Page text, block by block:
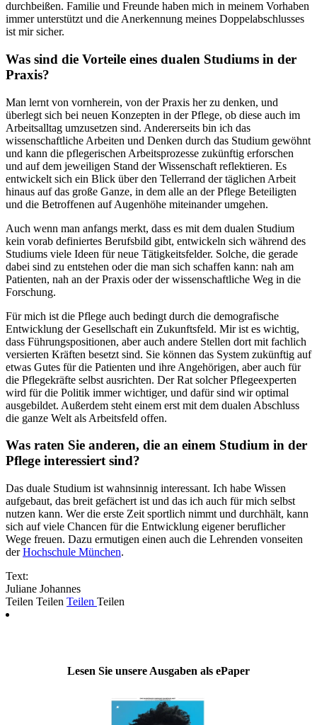
durchbeißen. Familie und Freunde haben mich in meinem Vorhaben
immer unterstützt und die Anerkennung meines Doppelabschlusses
ist mir sicher.
Was sind die Vorteile eines dualen Studiums in der
Praxis?
Man lernt von vornherein, von der Praxis her zu denken, und
überlegt sich bei neuen Konzepten in der Pflege, ob diese auch im
Arbeitsalltag umzusetzen sind. Andererseits bin ich das
wissenschaftliche Arbeiten und Denken durch das Studium gewöhnt
und kann die pflegerischen Arbeitsprozesse zukünftig erforschen
und auf dem jeweiligen Stand der Wissenschaft reflektieren. Es
entwickelt sich ein Blick über den Tellerrand der täglichen Arbeit
hinaus auf das große Ganze, in dem alle an der Pflege Beteiligten
und die Betroffenen auf Augenhöhe miteinander umgehen.
Auch wenn man anfangs merkt, dass es mit dem dualen Studium
kein vorab definiertes Berufsbild gibt, entwickeln sich während des
Studiums viele Ideen für neue Tätigkeitsfelder. Solche, die gerade
dabei sind zu entstehen oder die man sich schaffen kann: nah am
Patienten, nah an der Praxis oder der wissenschaftliche Weg in die
Forschung.
Für mich ist die Pflege auch bedingt durch die demografische
Entwicklung der Gesellschaft ein Zukunftsfeld. Mir ist es wichtig,
dass Führungspositionen, aber auch andere Stellen dort mit fachlich
versierten Kräften besetzt sind. Sie können das System zukünftig auf
etwas Gutes für die Patienten und ihre Angehörigen, aber auch für
die Pflegekräfte selbst ausrichten. Der Rat solcher Pflegeexperten
wird für die Politik immer wichtiger, und dafür sind wir optimal
ausgebildet. Außerdem steht einem erst mit dem dualen Abschluss
die ganze Welt als Arbeitsfeld offen.
Was raten Sie anderen, die an einem Studium in der
Pflege interessiert sind?
Das duale Studium ist wahnsinnig interessant. Ich habe Wissen
aufgebaut, das breit gefächert ist und das ich auch für mich selbst
nutzen kann. Wer die erste Zeit sportlich nimmt und durchhält, kann
sich auf viele Chancen für die Entwicklung eigener beruflicher
Wege freuen. Dazu ermutigen einen auch die Lehrenden vonseiten
derHochschule München.
Text:
Juliane Johannes
Teilen Teilen Teilen Teilen
Lesen Sie unsere Ausgaben als ePaper